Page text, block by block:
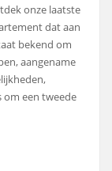
onze laatste
dat aan
bekend om
aangename
om een tweede